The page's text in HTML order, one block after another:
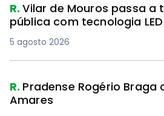
R.Vilar de Mouros passa a
pública com tecnologia LED
5 agosto 2026
R. Pradense Rogério Braga
Amares